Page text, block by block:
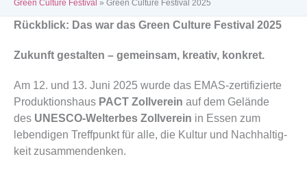
Green Culture Festival » Green Culture Festival 2025
Rückblick: Das war das Green Culture Festival 2025
Zukunft gestalten – gemeinsam, kreativ, konkret.
Am 12. und 13. Juni 2025 wur­de das EMAS-zer­ti­fi­zier­te
Pro­duk­ti­ons­haus PACT Zoll­ver­ein auf dem Gelän­de
des UNESCO-Welt­erbes Zoll­ver­ein in Essen zum
leben­di­gen Treff­punkt für alle, die Kul­tur und Nach­hal­tig­
keit zusam­men­den­ken.